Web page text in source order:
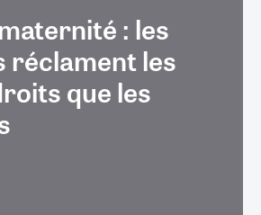
: les
réclament les
que les